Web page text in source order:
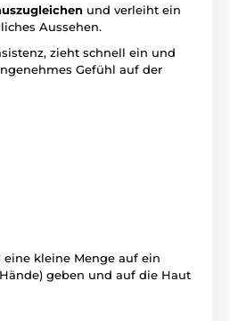
und verleiht ein
Aussehen.
zieht schnell ein und
Gefühl auf der
kleine Menge auf ein
geben und auf die Haut